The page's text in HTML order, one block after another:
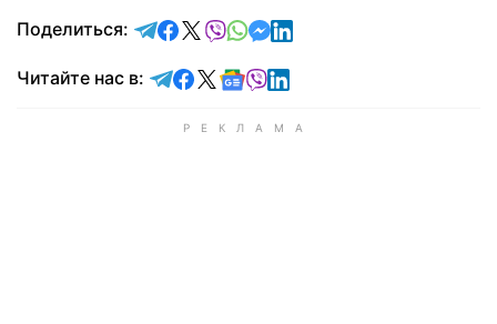
Поделиться: отправить в Telegram
поделиться в Facebook
поделиться в X
отправить в Viber
отправить в Whatsapp
отправить в Messenger
отправить в LinkedIn
Читайте нас в: Читайте в Telegram
Читайте в Facebook
Читайте в X
Читайте в Google news
Читайте в Viber
Читайте в LinkedIn